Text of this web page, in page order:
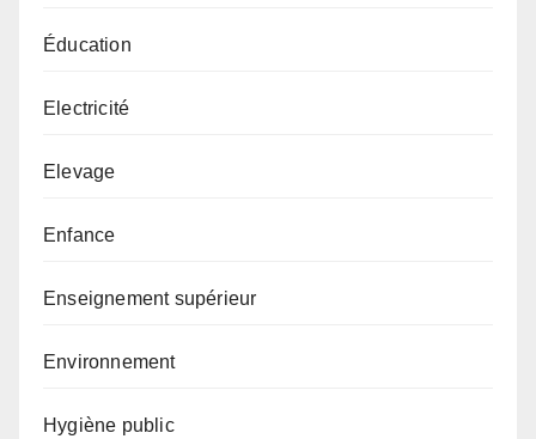
Éducation
Electricité
Elevage
Enfance
Enseignement supérieur
Environnement
Hygiène public